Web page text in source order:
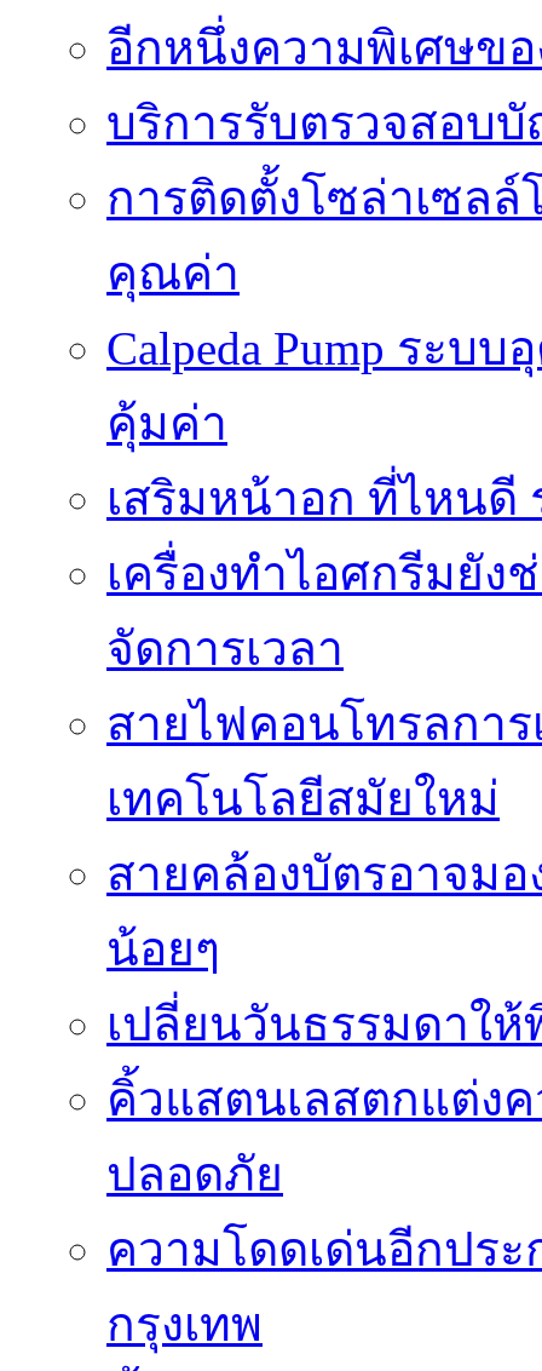
อีกหนึ่งความพิเศษข
บริการรับตรวจสอบ
การติดตั้งโซล่าเซลล์
คุณค่า
Calpeda Pump ระบ
คุ้มค่า
เสริมหน้าอก ที่ไหนดี
เครื่องทำไอศกรีมยัง
จัดการเวลา
สายไฟคอนโทรลกา
เทคโนโลยีสมัยใหม่
สายคล้องบัตรอาจมอ
น้อยๆ
เปลี่ยนวันธรรมดาใ
คิ้วแสตนเลสตกแต่ง
ปลอดภัย
ความโดดเด่นอีกปร
กรุงเทพ